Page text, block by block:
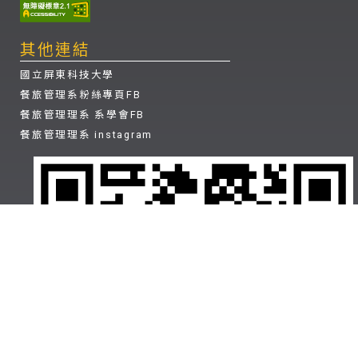
其他連結
國立屏東科技大學
餐旅管理系粉絲專頁FB
餐旅管理理系 系學會FB
餐旅管理理系 instagram